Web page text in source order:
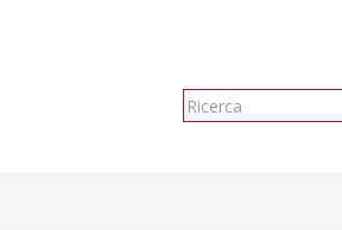
Form